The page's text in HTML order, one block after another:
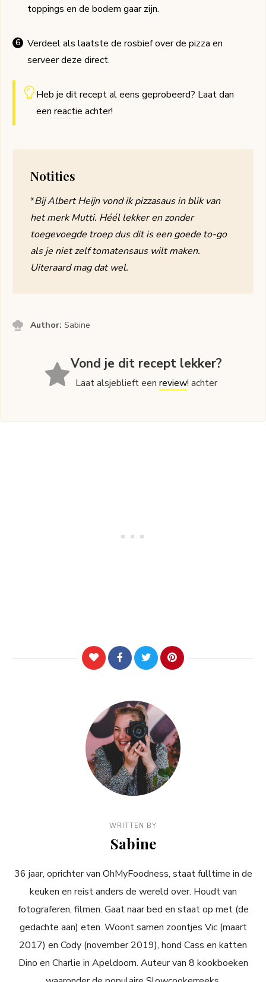
toppings en de bodem gaar zijn.
Verdeel als laatste de rosbief over de pizza en
serveer deze direct.
Heb je dit recept al eens geprobeerd? Laat dan
een reactie achter!
Notities
*Bij Albert Heijn vond ik pizzasaus in blik van
het merk Mutti. Héél lekker en zonder
toegevoegde troep dus dit is een goede to-go
als je niet zelf tomatensaus wilt maken.
Uiteraard mag dat wel.
Author:Sabine
Vond je dit recept lekker?
Laat alsjeblieft eenreview! achter
WRITTEN BY
Sabine
36 jaar, oprichter van OhMyFoodness, staat fulltime in de
keuken en reist anders de wereld over. Houdt van
fotograferen, filmen. Gaat naar bed en staat op met (de
gedachte aan) eten. Woont samen zoontjes Vic (maart
2017) en Cody (november 2019), hond Cass en katten
Dino en Charlie in Apeldoorn. Auteur van 8 kookboeken